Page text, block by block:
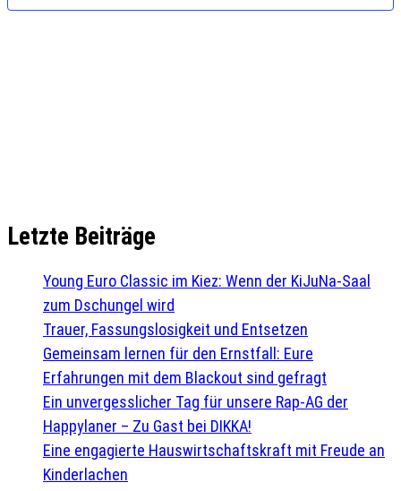
Letzte Beiträge
Young Euro Classic im Kiez: Wenn der KiJuNa-Saal
zum Dschungel wird
Trauer, Fassungslosigkeit und Entsetzen
Gemeinsam lernen für den Ernstfall: Eure
Erfahrungen mit dem Blackout sind gefragt
Ein unvergesslicher Tag für unsere Rap-AG der
Happylaner – Zu Gast bei DIKKA!
Eine engagierte Hauswirtschaftskraft mit Freude an
Kinderlachen